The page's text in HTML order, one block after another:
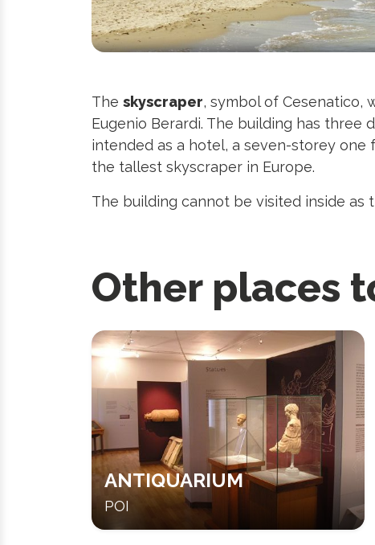
The skyscraper, symbol of Cesenatico,
Eugenio Berardi. The building has
intended as a hotel, a seven-storey one
the tallest skyscraper in Europe.
The building cannot be visited inside as
Other places
ANTIQUARIUM
POI